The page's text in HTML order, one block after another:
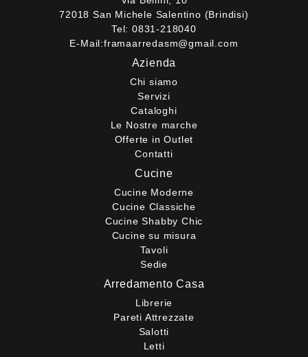
72018 San Michele Salentino (Brindisi)
Tel: 0831-218040
E-Mail:framaarredasm@gmail.com
Azienda
Chi siamo
Servizi
Cataloghi
Le Nostre marche
Offerte in Outlet
Contatti
Cucine
Cucine Moderne
Cucine Classiche
Cucine Shabby Chic
Cucine su misura
Tavoli
Sedie
Arredamento Casa
Librerie
Pareti Attrezzate
Salotti
Letti